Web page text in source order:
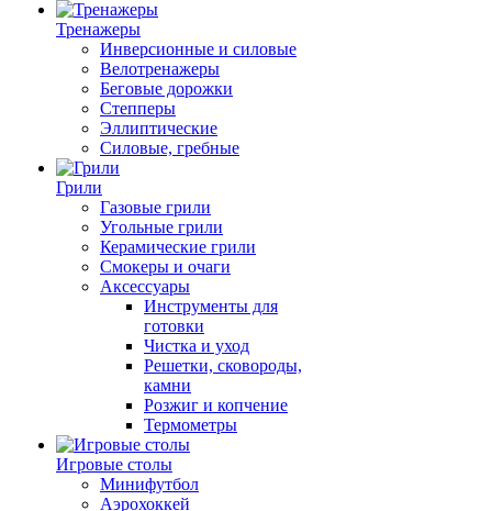
Тренажеры
Инверсионные и силовые
Велотренажеры
Беговые дорожки
Степперы
Эллиптические
Силовые, гребные
Грили
Газовые грили
Угольные грили
Керамические грили
Смокеры и очаги
Аксессуары
Инструменты для
готовки
Чистка и уход
Решетки, сковороды,
камни
Розжиг и копчение
Термометры
Игровые столы
Минифутбол
Аэрохоккей